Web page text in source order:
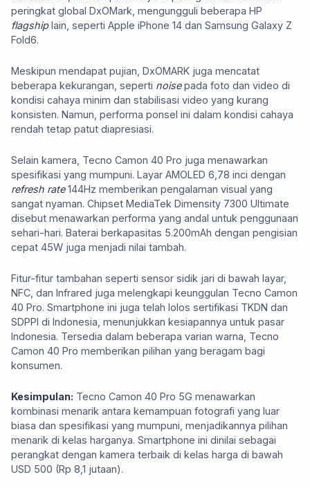
peringkat global DxOMark, mengungguli beberapa HP
flagshiplain, seperti Apple iPhone 14 dan Samsung Galaxy Z
Fold6.
Meskipun mendapat pujian, DxOMARK juga mencatat
beberapa kekurangan, seperti noisepada foto dan video di
kondisi cahaya minim dan stabilisasi video yang kurang
konsisten. Namun, performa ponsel ini dalam kondisi cahaya
rendah tetap patut diapresiasi.
Selain kamera, Tecno Camon 40 Pro juga menawarkan
spesifikasi yang mumpuni. Layar AMOLED 6,78 inci dengan
refresh rate144Hz memberikan pengalaman visual yang
sangat nyaman. Chipset MediaTek Dimensity 7300 Ultimate
disebut menawarkan performa yang andal untuk penggunaan
sehari-hari. Baterai berkapasitas 5.200mAh dengan pengisian
cepat 45W juga menjadi nilai tambah.
Fitur-fitur tambahan seperti sensor sidik jari di bawah layar,
NFC, dan Infrared juga melengkapi keunggulan Tecno Camon
40 Pro. Smartphone ini juga telah lolos sertifikasi TKDN dan
SDPPI di Indonesia, menunjukkan kesiapannya untuk pasar
Indonesia. Tersedia dalam beberapa varian warna, Tecno
Camon 40 Pro memberikan pilihan yang beragam bagi
konsumen.
Kesimpulan: Tecno Camon 40 Pro 5G menawarkan
kombinasi menarik antara kemampuan fotografi yang luar
biasa dan spesifikasi yang mumpuni, menjadikannya pilihan
menarik di kelas harganya. Smartphone ini dinilai sebagai
perangkat dengan kamera terbaik di kelas harga di bawah
USD 500 (Rp 8,1 jutaan).